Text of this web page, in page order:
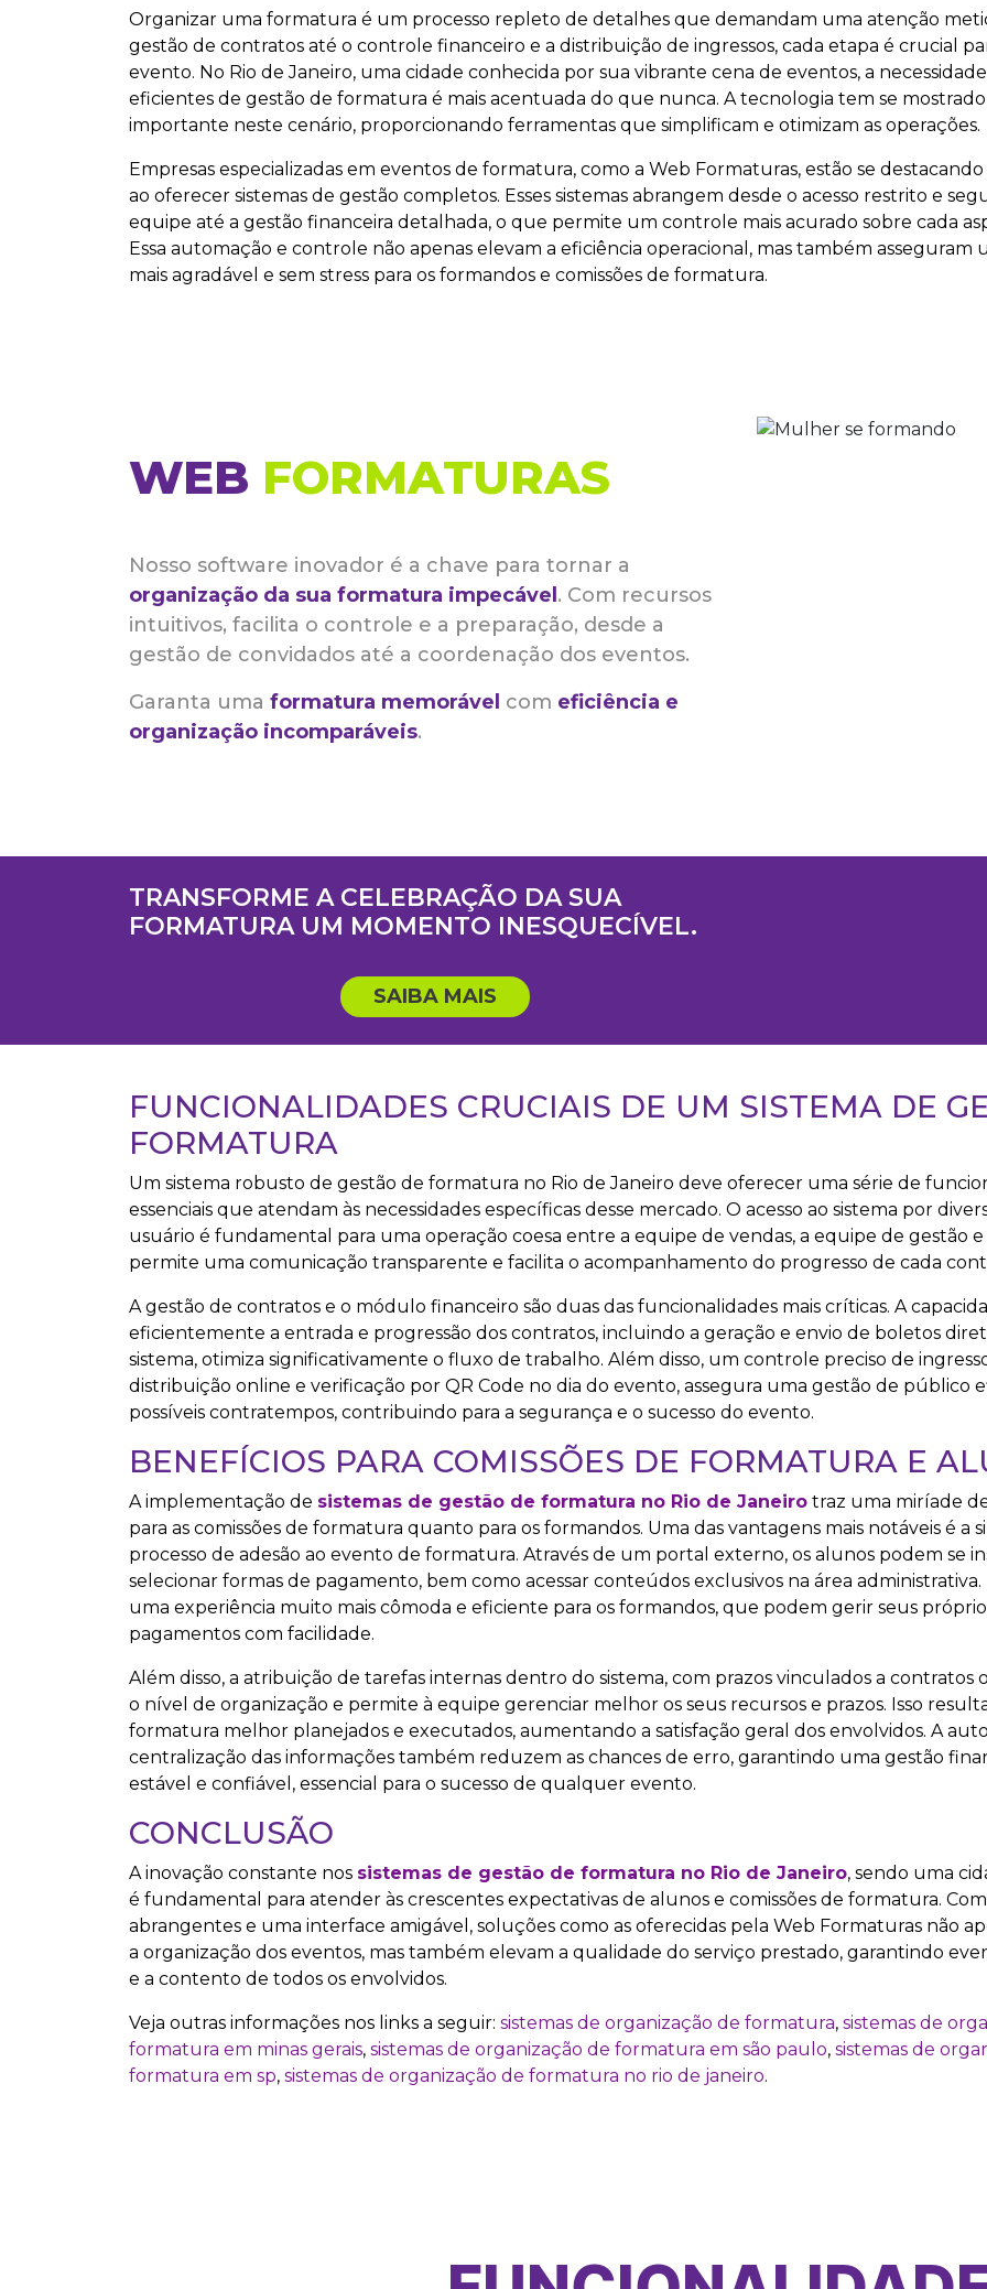
Organizar uma formatura é um processo repleto de detalhes que demandam uma atenção
gestão de contratos até o controle financeiro e a distribuição de ingressos, cada etapa é crucial
evento. No Rio de Janeiro, uma cidade conhecida por sua vibrante cena de eventos, a
eficientes de gestão de formatura é mais acentuada do que nunca. A tecnologia tem se
importante neste cenário, proporcionando ferramentas que simplificam e otimizam as operações.
Empresas especializadas em eventos de formatura, como a Web Formaturas, estão se
ao oferecer sistemas de gestão completos. Esses sistemas abrangem desde o acesso restrito e
equipe até a gestão financeira detalhada, o que permite um controle mais acurado sobre cada
Essa automação e controle não apenas elevam a eficiência operacional, mas também asseguram
mais agradável e sem stress para os formandos e comissões de formatura.
WEB FORMATURAS
Nosso software inovador é a chave para tornar a
organização da sua formatura impecável . Com recursos
intuitivos, facilita o controle e a preparação, desde a
gestão de convidados até a coordenação dos eventos.
Garanta uma formatura memorável com eficiência e
organização incomparáveis.
TRANSFORME A CELEBRAÇÃO DA SUA
FORMATURA UM MOMENTO INESQUECÍVEL.
SAIBA MAIS
FUNCIONALIDADES CRUCIAIS DE UM SISTEMA DE
FORMATURA
Um sistema robusto de gestão de formatura no Rio de Janeiro deve oferecer uma série de
essenciais que atendam às necessidades específicas desse mercado. O acesso ao sistema por
usuário é fundamental para uma operação coesa entre a equipe de vendas, a equipe de gestão e
permite uma comunicação transparente e facilita o acompanhamento do progresso de cada
A gestão de contratos e o módulo financeiro são duas das funcionalidades mais críticas. A
eficientemente a entrada e progressão dos contratos, incluindo a geração e envio de boletos
sistema, otimiza significativamente o fluxo de trabalho. Além disso, um controle preciso de
distribuição online e verificação por QR Code no dia do evento, assegura uma gestão de público
possíveis contratempos, contribuindo para a segurança e o sucesso do evento.
BENEFÍCIOS PARA COMISSÕES DE FORMATURA E
A implementação de sistemas de gestão de formatura no Rio de Janeiro traz uma miríade
para as comissões de formatura quanto para os formandos. Uma das vantagens mais notáveis é a
processo de adesão ao evento de formatura. Através de um portal externo, os alunos podem se
selecionar formas de pagamento, bem como acessar conteúdos exclusivos na área
uma experiência muito mais cômoda e eficiente para os formandos, que podem gerir seus
pagamentos com facilidade.
Além disso, a atribuição de tarefas internas dentro do sistema, com prazos vinculados a contratos
o nível de organização e permite à equipe gerenciar melhor os seus recursos e prazos. Isso
formatura melhor planejados e executados, aumentando a satisfação geral dos envolvidos. A
centralização das informações também reduzem as chances de erro, garantindo uma gestão
estável e confiável, essencial para o sucesso de qualquer evento.
CONCLUSÃO
A inovação constante nos sistemas de gestão de formatura no Rio de Janeiro, sendo uma
é fundamental para atender às crescentes expectativas de alunos e comissões de formatura.
abrangentes e uma interface amigável, soluções como as oferecidas pela Web Formaturas não
a organização dos eventos, mas também elevam a qualidade do serviço prestado, garantindo
e a contento de todos os envolvidos.
Veja outras informações nos links a seguir: sistemas de organização de formatura, sistemas de
formatura em minas gerais, sistemas de organização de formatura em são paulo, sistemas de
formatura em sp, sistemas de organização de formatura no rio de janeiro.